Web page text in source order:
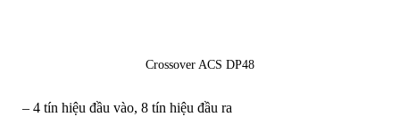
Crossover ACS DP48
– 4 tín hiệu đầu vào, 8 tín hiệu đầu ra